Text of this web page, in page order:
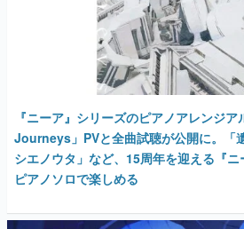
『ニーア』シリーズのピアノアレンジ
Journeys」PVと全曲試聴が公開に。「
シエノウタ」など、15周年を迎える『
ピアノソロで楽しめる